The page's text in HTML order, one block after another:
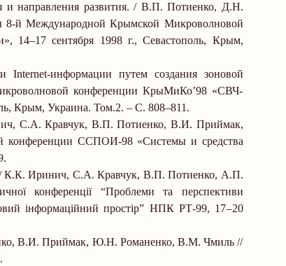
направления развития. / В.П. Потиенко, Д.Н.
й Международной Крымской Микроволновой
14–17 сентября 1998 г., Севастополь, Крым,
Internet-информации путем создания зоновой
конференции КрыМиКо’98 «СВЧ-
Крым, Украина. Том.2. – С. 808–811.
С.А. Кравчук, В.П. Потиенко, В.И. Приймак,
конференции ССПОИ-98 «Системы и средства
/ К.К. Иринич, С.А. Кравчук, В.П. Потиенко, А.П.
конференції “Проблеми та перспективи
інформаційний простір” НПК РТ-99, 17–20
В.И. Приймак, Ю.Н. Романенко, В.М. Чмиль //